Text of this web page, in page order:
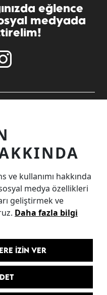
eğlence
medyada
Aydınlatma Metni
Metni
Formu
Metni
kullanımı hakkında
medya özellikleri
geliştirmek ve
Daha fazla bilgi
İZIN VER